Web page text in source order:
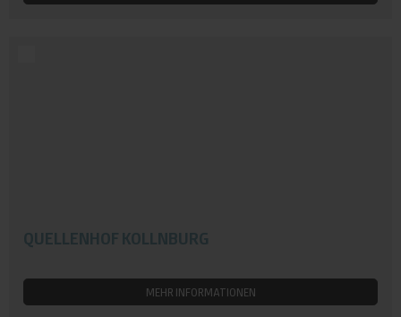
QUELLENHOF KOLLNBURG
MEHR INFORMATIONEN